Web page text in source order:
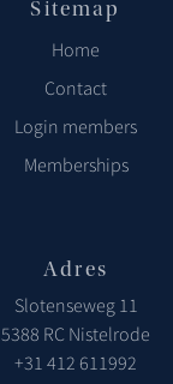
Sitemap
Home
Contact
Login members
Memberships
Adres
Slotenseweg 11
5388 RC Nistelrode
+31 412 611992